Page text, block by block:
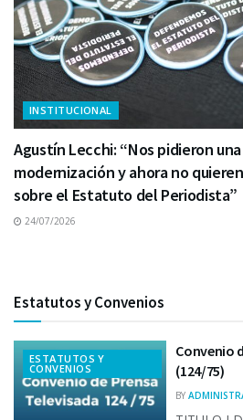
INSTITUCIONAL
Agustín Lecchi: “Nos pidieron
modernización y ahora no
sobre el Estatuto del Periodista”
24/07/2026
Estatutos y Convenios
ESTATUTOS Y
CONVENIOS
Convenio
(124/75)
BY